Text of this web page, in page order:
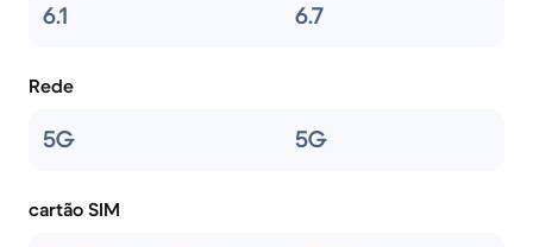
6.1 6.7
Rede
5G 5G
cartão SIM